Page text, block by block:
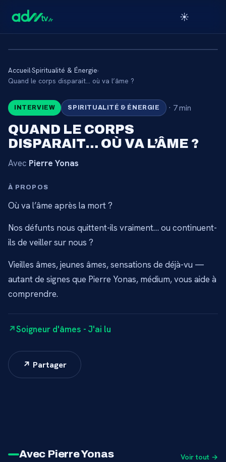
☀️
🔒
CONTENU RÉSERVÉ AUX
ABONNÉS
Connectez-vous via votre lien membre, ou
Accueil›Spiritualité & Énergie›
Quand le corps disparait… où va l’âme ?
INTERVIEW SPIRITUALITÉ & ÉNERGIE · 7 min
QUAND LE CORPS
DISPARAIT… OÙ VA L’ÂME ?
Avec Pierre Yonas
À PROPOS
Où va l’âme après la mort ?
Nos défunts nous quittent-ils vraiment… ou continuent-
ils de veiller sur nous ?
Vieilles âmes, jeunes âmes, sensations de déjà-vu —
autant de signes que Pierre Yonas, médium, vous aide à
comprendre.
Soigneur d'âmes - J'ai lu
↗ Partager
Avec Pierre Yonas Voir tout →